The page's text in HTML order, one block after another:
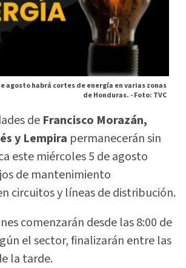
agosto habrá cortes de energía en varias zonas
de Honduras. -Foto: TVC
de Francisco Morazán,
y Lempira permanecerán sin
este miércoles 5 de agosto
de mantenimiento
circuitos y líneas de distribución.
comenzarán desde las 8:00 de
el sector, finalizarán entre las
la tarde.